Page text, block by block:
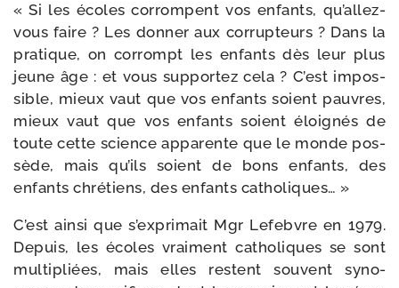
« Si les écoles cor­rompent vos enfants, qu’allez-​
vous faire ? Les don­ner aux cor­rup­teurs ? Dans la
pra­tique, on cor­rompt les enfants dès leur plus
jeune âge : et vous sup­por­tez cela ? C’est impos­
sible, mieux vaut que vos enfants soient pauvres,
mieux vaut que vos enfants soient éloi­gnés de
toute cette science appa­rente que le monde pos­
sède, mais qu’ils soient de bons enfants, des
enfants chré­tiens, des enfants catholiques… »
C’est ain­si que s’ex­pri­mait Mgr Lefebvre en 1979.
Depuis, les écoles vrai­ment catho­liques se sont
mul­ti­pliées, mais elles res­tent sou­vent syno­